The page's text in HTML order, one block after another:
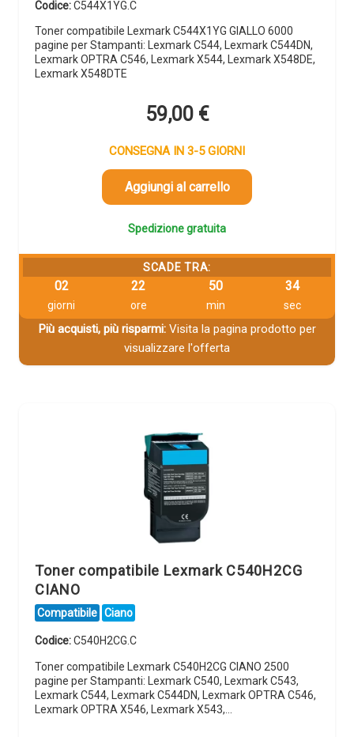
Codice:C544X1YG.C
Toner compatibile Lexmark C544X1YG GIALLO 6000
pagine per Stampanti: Lexmark C544, Lexmark C544DN,
Lexmark OPTRA C546, Lexmark X544, Lexmark X548DE,
Lexmark X548DTE
59,00 €
CONSEGNA IN 3-5 GIORNI
Aggiungi al carrello
Spedizione gratuita
SCADE TRA:
02
giorni
22
ore
50
min
33
sec
Più acquisti, più risparmi:Visita la pagina prodotto per
visualizzare l'offerta
Toner compatibile Lexmark C540H2CG
CIANO
Compatibile Ciano
Codice:C540H2CG.C
Toner compatibile Lexmark C540H2CG CIANO 2500
pagine per Stampanti: Lexmark C540, Lexmark C543,
Lexmark C544, Lexmark C544DN, Lexmark OPTRA C546,
Lexmark OPTRA X546, Lexmark X543,…